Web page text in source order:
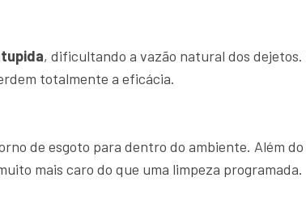
, dificultando a vazão natural dos dejetos.
totalmente a eficácia.
de esgoto para dentro do ambiente. Além
mais caro do que uma limpeza programada.